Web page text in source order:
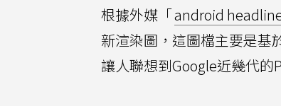
根據外媒「android
新渲染圖，這圖檔主要是基
讓人聯想到Google近幾代的